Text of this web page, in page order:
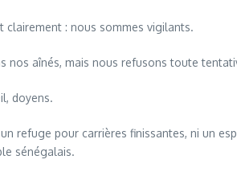
clairement : nous sommes vigilants.
nos aînés, mais nous refusons toute
doyens.
un refuge pour carrières finissantes, ni un
sénégalais.